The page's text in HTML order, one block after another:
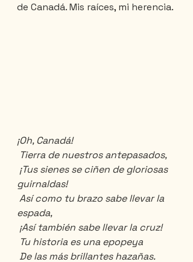
de Canadá. Mis raíces, mi herencia.
¡Oh, Canadá!
Tierra de nuestros antepasados,
guirnaldas!
espada,
¡Así también sabe llevar la cruz!
Tu historia es una epopeya
De las más brillantes hazañas.